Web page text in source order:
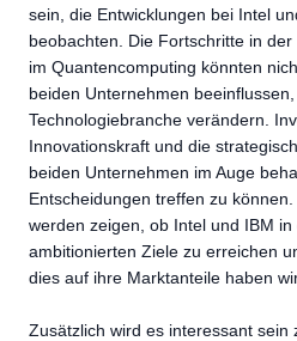
sein, die Entwicklungen bei Intel
beobachten. Die Fortschritte in
im Quantencomputing könnten
beiden Unternehmen
Technologiebranche verändern.
Innovationskraft und die
beiden Unternehmen im Auge
Entscheidungen treffen zu
werden zeigen, ob Intel und IBM
ambitionierten Ziele zu erreichen
dies auf ihre Marktanteile haben
Zusätzlich wird es interessant sein